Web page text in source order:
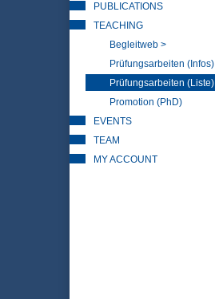
PUBLICATIONS
TEACHING
Begleitweb >
Prüfungsarbeiten (Infos)
Prüfungsarbeiten (Liste)
Promotion (PhD)
EVENTS
TEAM
MY ACCOUNT